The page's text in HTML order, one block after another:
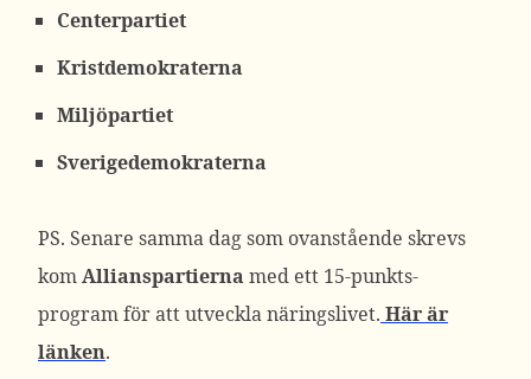
Centerpartiet
Kristdemokraterna
Miljöpartiet
Sverigedemokraterna
PS. Senare samma dag som ovanstående skrevs
komAllianspartierna med ett 15-punkts-
program för att utveckla näringslivet. Här är
länken.